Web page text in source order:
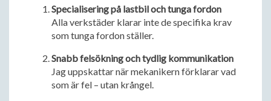
Specialisering på lastbil och tunga fordon
Alla verkstäder klarar inte de specifika krav
som tunga fordon ställer.
Snabb felsökning och tydlig kommunikation
Jag uppskattar när mekanikern förklarar vad
som är fel – utan krångel.